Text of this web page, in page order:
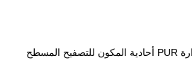
المادة اللاصقة المذوبة بالحرارة PUR أحادية المكون للتصفيح المسطح